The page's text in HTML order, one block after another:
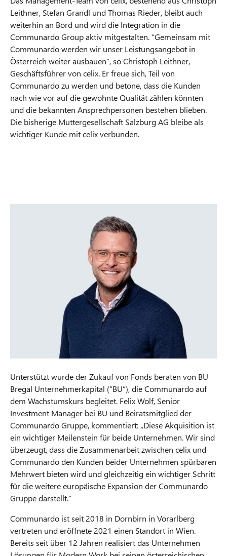
Leithner, Stefan Grandl und Thomas Rieder, bleibt auch
weiterhin an Bord und wird die Integration in die
Communardo Group aktiv mitgestalten. “Gemeinsam mit
Communardo werden wir unser Leistungsangebot in
Österreich weiter ausbauen“, so Christoph Leithner,
Geschäftsführer von celix. Er freue sich, Teil von
Communardo zu werden und betone, dass die Kunden
nach wie vor auf die gewohnte Qualität zählen könnten
und die bekannten Ansprechpersonen bestehen blieben.
Die bisherige Muttergesellschaft Salzburg AG bleibe als
wichtiger Kunde mit celix verbunden.
Unterstützt wurde der Zukauf von Fonds beraten von BU
Bregal Unternehmerkapital (“BU”), die Communardo auf
dem Wachstumskurs begleitet. Felix Wolf, Senior
Investment Manager bei BU und Beiratsmitglied der
Communardo Gruppe, kommentiert: „Diese Akquisition ist
ein wichtiger Meilenstein für beide Unternehmen. Wir sind
überzeugt, dass die Zusammenarbeit zwischen celix und
Communardo den Kunden beider Unternehmen spürbaren
Mehrwert bieten wird und gleichzeitig ein wichtiger Schritt
für die weitere europäische Expansion der Communardo
Gruppe darstellt.“
Communardo ist seit 2018 in Dornbirn in Vorarlberg
vertreten und eröffnete 2021 einen Standort in Wien.
Bereits seit über 12 Jahren realisiert das Unternehmen